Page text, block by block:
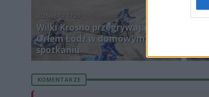
2026-08-02 17:20
Wilki Krosno przegrywają z
Orłem Łódź w domowym
spotkaniu
KOMENTARZE